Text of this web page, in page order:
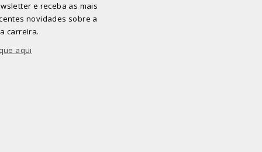
e receba as mais
novidades sobre a
carreira.
aqui